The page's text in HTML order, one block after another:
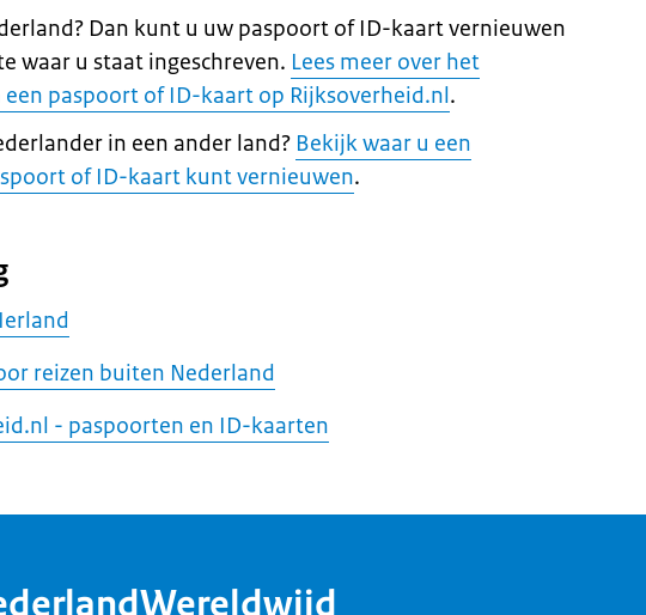
Dan kunt u uw paspoort of ID-kaart vernieuwen
waar u staat ingeschreven. Lees meer over het
een paspoort of ID-kaart op Rijksoverheid.nl.
in een ander land? Bekijk waar u een
of ID-kaart kunt vernieuwen.
reizen buiten Nederland
- paspoorten en ID-kaarten